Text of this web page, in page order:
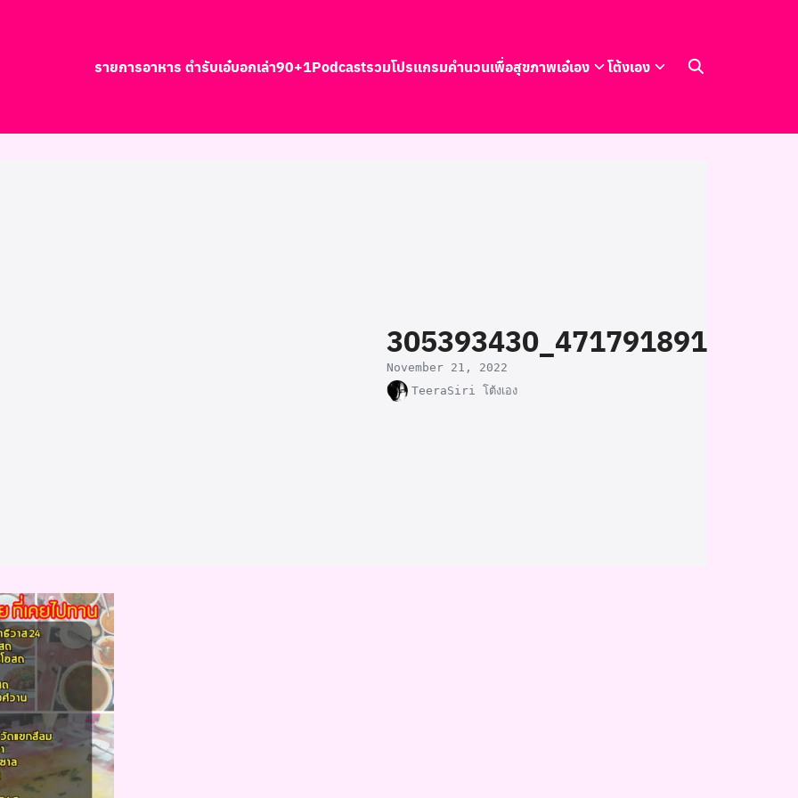
รายการอาหาร ตำรับเอ๋บอกเล่า90+1Podcastรวมโปรแกรมคำนวนเพื่อสุขภาพเอ๋เอง โต้งเอง
November 21, 2022
TeeraSiri โต้งเอง